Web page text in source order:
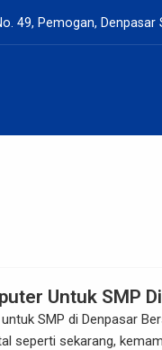
49, Pemogan, Denpasar
Untuk SMP
SMP di Denpasar
seperti sekarang,